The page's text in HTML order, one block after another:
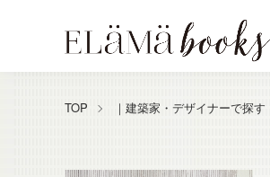
TOP ｜建築家・デザイナーで探す